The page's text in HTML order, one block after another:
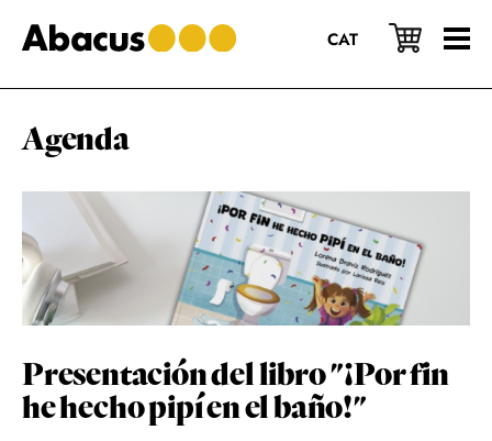
al
contenido
a
la
lateral
al
pie
página
CAT
Agenda
Presentación del libro "¡Por fin
he hecho pipí en el baño!"